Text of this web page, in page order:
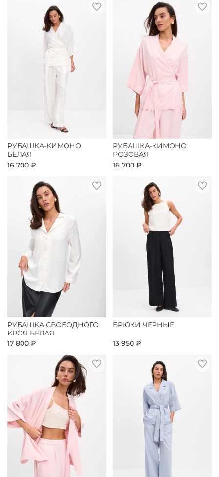
РУБАШКА-КИМОНО
БЕЛАЯ
16 700 ₽
РУБАШКА-КИМОНО
РОЗОВАЯ
16 700 ₽
РУБАШКА СВОБОДНОГО
КРОЯ БЕЛАЯ
17 800 ₽
БРЮКИ ЧЕРНЫЕ
13 950 ₽